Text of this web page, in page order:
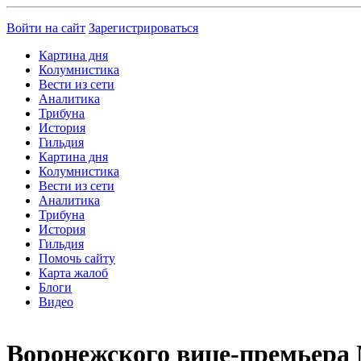
Войти на сайт Зарегистрироваться
Картина дня
Колумнистика
Вести из сети
Аналитика
Трибуна
История
Гильдия
Картина дня
Колумнистика
Вести из сети
Аналитика
Трибуна
История
Гильдия
Помочь сайту
Карта жалоб
Блоги
Видео
Воронежского вице-